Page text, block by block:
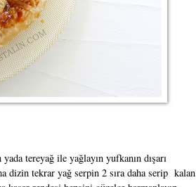
tereyağ ile yağlayın yufkanın dışarı
dizin tekrar yağ serpin 2 sıra daha serip kalan